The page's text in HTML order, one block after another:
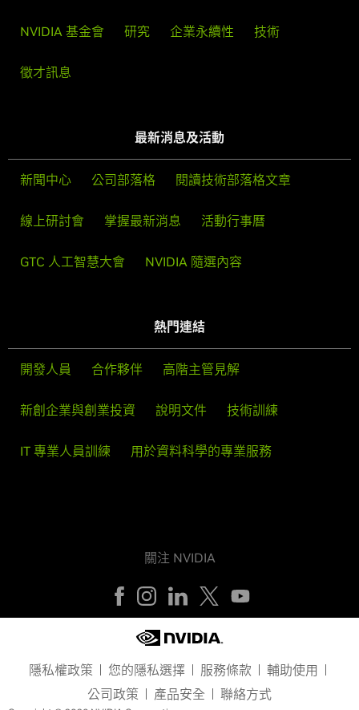
NVIDIA 基金會 研究 企業永續性 技術
徵才訊息
最新消息及活動
新聞中心 公司部落格 閱讀技術部落格文章
線上研討會 掌握最新消息 活動行事曆
GTC 人工智慧大會 NVIDIA 隨選內容
熱門連結
開發人員 合作夥伴 高階主管見解
新創企業與創業投資 說明文件 技術訓練
IT 專業人員訓練 用於資料科學的專業服務
關注 NVIDIA
隱私權政策 您的隱私選擇 服務條款
輔助使用
公司政策
產品安全 聯絡方式